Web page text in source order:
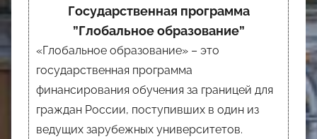
Государственная программа
”Глобальное образование”
«Глобальное образование» – это
государственная программа
финансирования обучения за границей для
граждан России, поступивших в один из
ведущих зарубежных университетов.